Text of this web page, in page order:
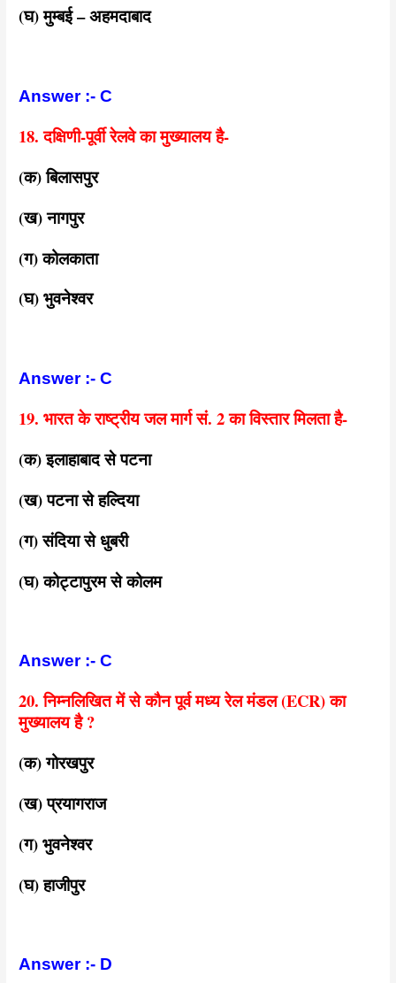
(घ) मुम्बई – अहमदाबाद
Answer :- C
18. दक्षिणी-पूर्वी रेलवे का मुख्यालय है-
(क) बिलासपुर
(ख) नागपुर
(ग) कोलकाता
(घ) भुवनेश्वर
Answer :- C
19. भारत के राष्ट्रीय जल मार्ग सं. 2 का विस्तार मिलता है-
(क) इलाहाबाद से पटना
(ख) पटना से हल्दिया
(ग) संदिया से धुबरी
(घ) कोट्टापुरम से कोलम
Answer :- C
20. निम्नलिखित में से कौन पूर्व मध्य रेल मंडल (ECR) का
मुख्यालय है ?
(क) गोरखपुर
(ख) प्रयागराज
(ग) भुवनेश्वर
(घ) हाजीपुर
Answer :- D